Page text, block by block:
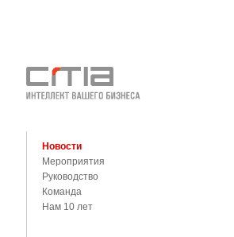
Новости
Мероприятия
Руководство
Команда
Нам 10 лет